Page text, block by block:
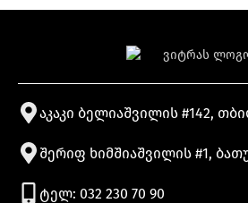
აკაკი ბელიაშვილის #142,
შერიფ ხიმშიაშვილის #1,
ტელ: 032 230 70 90